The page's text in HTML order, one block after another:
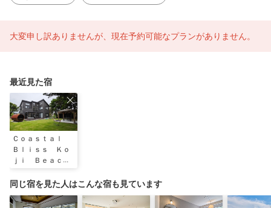
大変申し訳ありませんが、現在予約可能なプランがありません。
最近見た宿
Ｃｏａｓｔａｌ
Ｂｌｉｓｓ Ｋｏ
ｊｉ Ｂｅａｃｈ
同じ宿を見た人はこんな宿も見ています